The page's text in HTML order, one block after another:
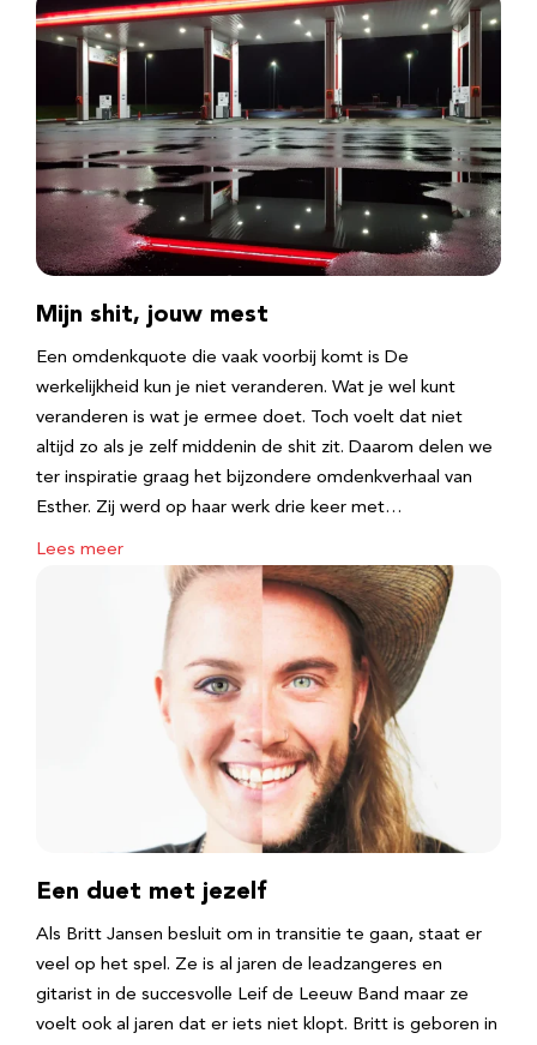
Mijn shit, jouw mest
Een omdenkquote die vaak voorbij komt is De
werkelijkheid kun je niet veranderen. Wat je wel kunt
veranderen is wat je ermee doet. Toch voelt dat niet
altijd zo als je zelf middenin de shit zit. Daarom delen we
ter inspiratie graag het bijzondere omdenkverhaal van
Esther. Zij werd op haar werk drie keer met…
Lees meer
Een duet met jezelf
Als Britt Jansen besluit om in transitie te gaan, staat er
veel op het spel. Ze is al jaren de leadzangeres en
gitarist in de succesvolle Leif de Leeuw Band maar ze
voelt ook al jaren dat er iets niet klopt. Britt is geboren in